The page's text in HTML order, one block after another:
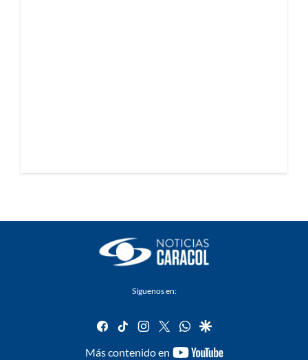
Síguenos en:
facebook
tiktok instagram
twitterwhatsapp
google
Más contenido en
youtube-